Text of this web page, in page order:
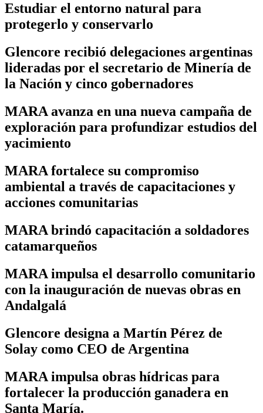
Estudiar el entorno natural para
protegerlo y conservarlo
Glencore recibió delegaciones argentinas
lideradas por el secretario de Minería de
la Nación y cinco gobernadores
MARA avanza en una nueva campaña de
exploración para profundizar estudios del
yacimiento
MARA fortalece su compromiso
ambiental a través de capacitaciones y
acciones comunitarias
MARA brindó capacitación a soldadores
catamarqueños
MARA impulsa el desarrollo comunitario
con la inauguración de nuevas obras en
Andalgalá
Glencore designa a Martín Pérez de
Solay como CEO de Argentina
MARA impulsa obras hídricas para
fortalecer la producción ganadera en
Santa María.